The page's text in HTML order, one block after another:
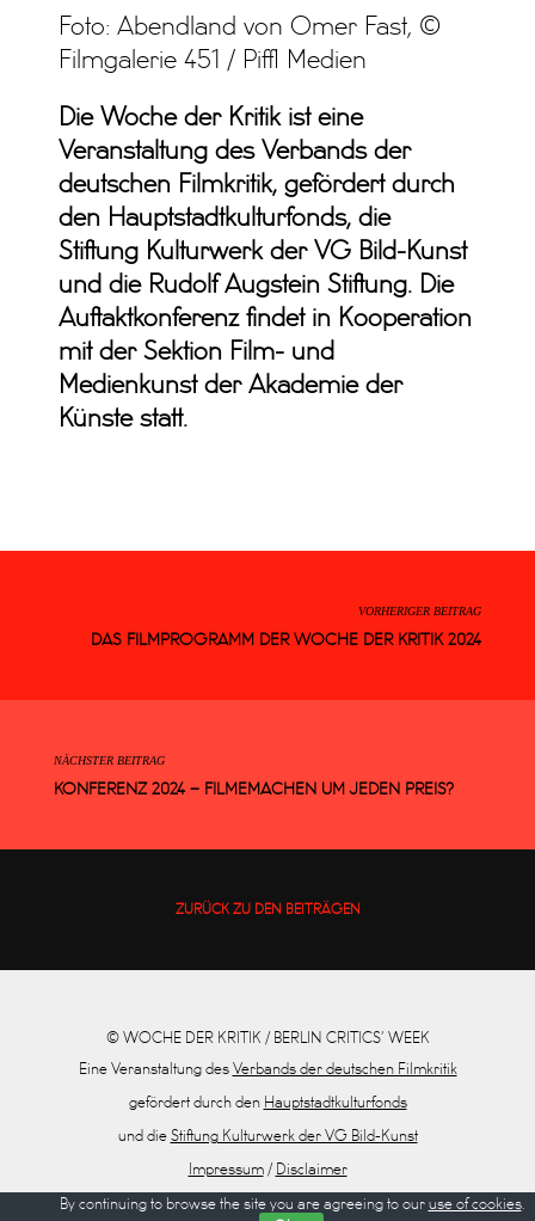
Foto: Abendland von Omer Fast, ©
Filmgalerie 451 / Piffl Medien
Die Woche der Kritik ist eine
Veranstaltung des Verbands der
deutschen Filmkritik, gefördert durch
den Hauptstadtkulturfonds, die
Stiftung Kulturwerk der VG Bild-Kunst
und die Rudolf Augstein Stiftung. Die
Auftaktkonferenz findet in Kooperation
mit der Sektion Film- und
Medienkunst der Akademie der
Künste statt.
VORHERIGER BEITRAG
DAS FILMPROGRAMM DER WOCHE DER KRITIK 2024
NÄCHSTER BEITRAG
KONFERENZ 2024 – FILMEMACHEN UM JEDEN PREIS?
ZURÜCK ZU DEN BEITRÄGEN
© WOCHE DER KRITIK / BERLIN CRITICS’ WEEK
Eine Veranstaltung des Verbands der deutschen Filmkritik
gefördert durch den Hauptstadtkulturfonds
und die Stiftung Kulturwerk der VG Bild-Kunst
Impressum/ Disclaimer
Datenschutz
By continuing to browse the site you are agreeing to our use of cookies.